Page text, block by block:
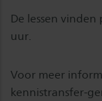
De lessen
uur.
Voor meer
kennistransfer-